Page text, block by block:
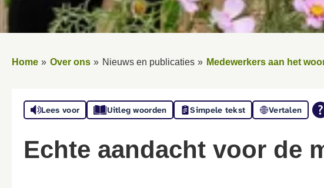
Home Over ons Nieuws en publicaties Medewerkers aan het
Lees voor Uitleg woorden Simpele tekst Vertalen
Echte aandacht voor de